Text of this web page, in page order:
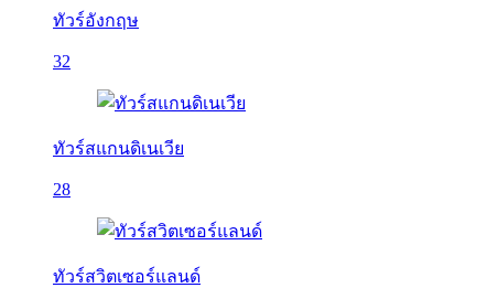
ทัวร์อังกฤษ
32
ทัวร์สแกนดิเนเวีย
28
ทัวร์สวิตเซอร์แลนด์